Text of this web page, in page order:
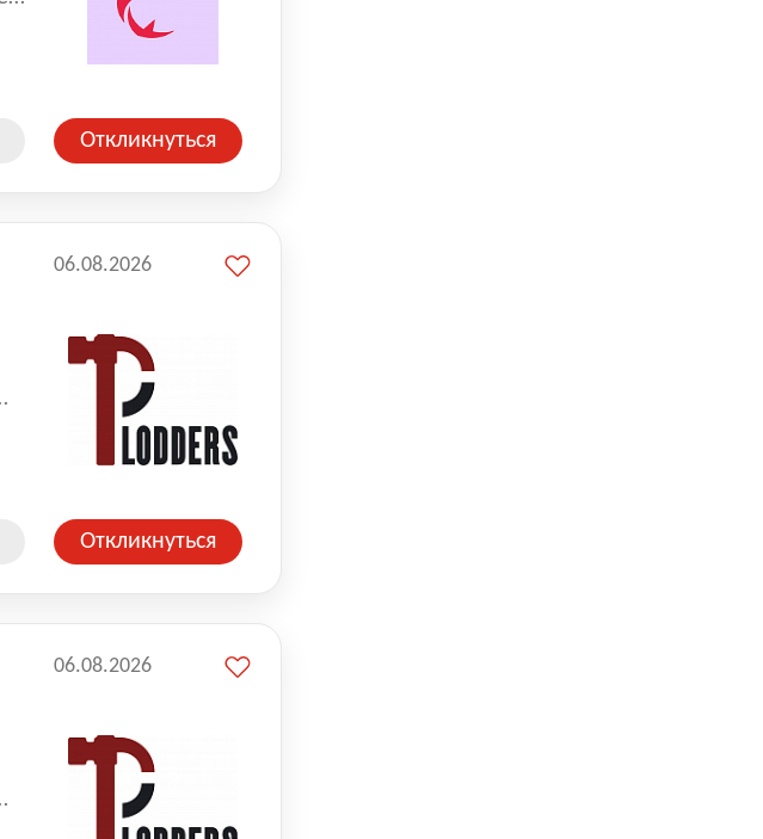
Откликнуться
06.08.2026
Откликнуться
06.08.2026